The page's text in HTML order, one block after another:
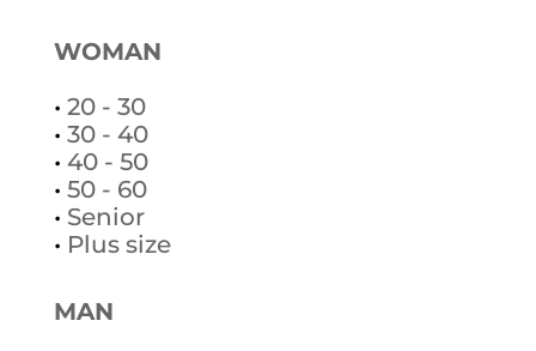
WOMAN
• 20 - 30
• 30 - 40
• 40 - 50
• 50 - 60
• Senior
• Plus size
MAN